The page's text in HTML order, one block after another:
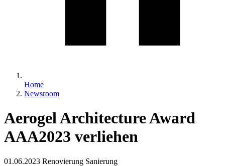
Home
Newsroom
Aerogel Architecture Award
AAA2023 verliehen
01.06.2023 Renovierung Sanierung